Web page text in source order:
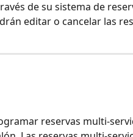
de su sistema de
reservas multi-